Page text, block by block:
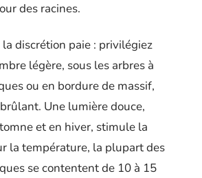
des racines.
discrétion paie : privilégiez
légère, sous les arbres à
ou en bordure de massif,
Une lumière douce,
et en hiver, stimule la
la température, la plupart des
se contentent de 10 à 15